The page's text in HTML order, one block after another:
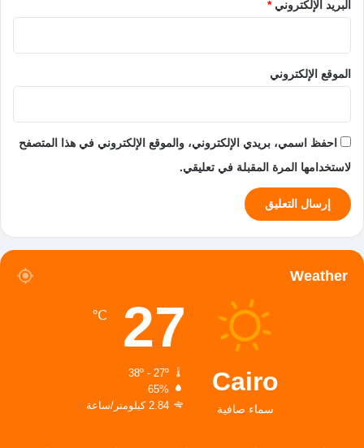
البريد الإلكتروني*
الموقع الإلكتروني
احفظ اسمي، بريدي الإلكتروني، والموقع الإلكتروني في هذا المتصفح
لاستخدامها المرة المقبلة في تعليقي.
Weather
Cairo
سماء صافية
27
℃
38º - 27º
65%
2.84 كيلومتر/ساعة